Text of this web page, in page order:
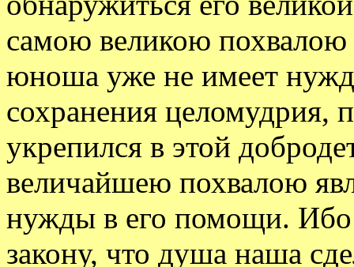
самою великою
юноша уже не имеет
сохранения целомудрия,
укрепился в этой
величайшею похвалою
нужды в его помощи.
закону, что душа наша